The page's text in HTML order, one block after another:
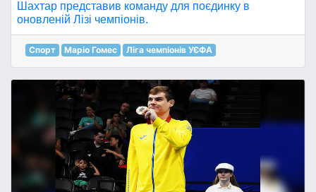
Шахтар представив команду для поєдинку в
оновленій Лізі чемпіонів.
Спорт Маріо Гомес Ліга чемпіонів УЄФА